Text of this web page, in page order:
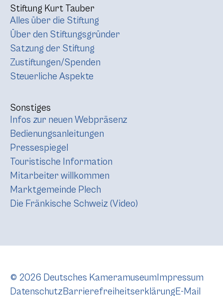
Stiftung Kurt Tauber
Alles über die Stiftung
Über den Stiftungsgründer
Satzung der Stiftung
Zustiftungen/Spenden
Steuerliche Aspekte
Sonstiges
Infos zur neuen Webpräsenz
Bedienungsanleitungen
Pressespiegel
Touristische Information
Mitarbeiter willkommen
Marktgemeinde Plech
Die Fränkische Schweiz (Video)
© 2026 Deutsches Kameramuseum Impressum
DatenschutzBarrierefreiheitserklärungE-Mail